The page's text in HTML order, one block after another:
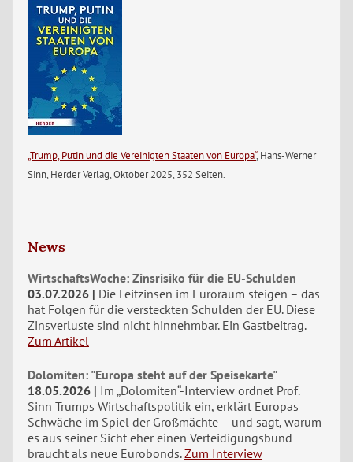
„Trump, Putin und die Vereinigten Staaten von Europa“, Hans-Werner
Sinn, Herder Verlag, Oktober 2025, 352 Seiten.
News
WirtschaftsWoche: Zinsrisiko für die EU-Schulden
03.07.2026
Die Leitzinsen im Euroraum steigen – das
hat Folgen für die versteckten Schulden der EU. Diese
Zinsverluste sind nicht hinnehmbar. Ein Gastbeitrag.
Zum Artikel
Dolomiten: "Europa steht auf der Speisekarte"
18.05.2026
Im „Dolomiten“-Interview ordnet Prof.
Sinn Trumps Wirtschaftspolitik ein, erklärt Europas
Schwäche im Spiel der Großmächte – und sagt, warum
es aus seiner Sicht eher einen Verteidigungsbund
braucht als neue Eurobonds. Zum Interview